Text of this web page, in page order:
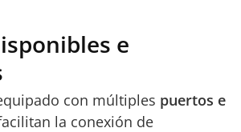
e
con múltiples puertos e
la conexión de